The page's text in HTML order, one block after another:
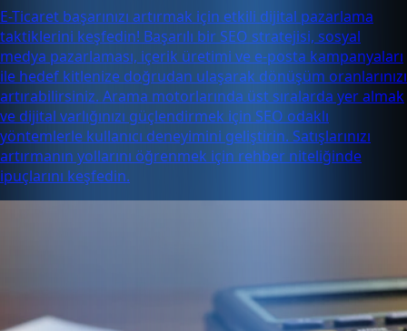
E-Ticaret başarınızı artırmak için etkili dijital pazarlama
taktiklerini keşfedin! Başarılı bir SEO stratejisi, sosyal
medya pazarlaması, içerik üretimi ve e-posta kampanyaları
ile hedef kitlenize doğrudan ulaşarak dönüşüm oranlarınızı
artırabilirsiniz. Arama motorlarında üst sıralarda yer almak
ve dijital varlığınızı güçlendirmek için SEO odaklı
yöntemlerle kullanıcı deneyimini geliştirin. Satışlarınızı
artırmanın yollarını öğrenmek için rehber niteliğinde
ipuçlarını keşfedin.